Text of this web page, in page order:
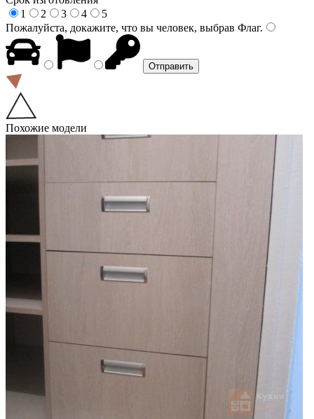
1
2 3 4
5
Пожалуйста, докажите, что вы человек, выбрав Флаг.
Похожие модели